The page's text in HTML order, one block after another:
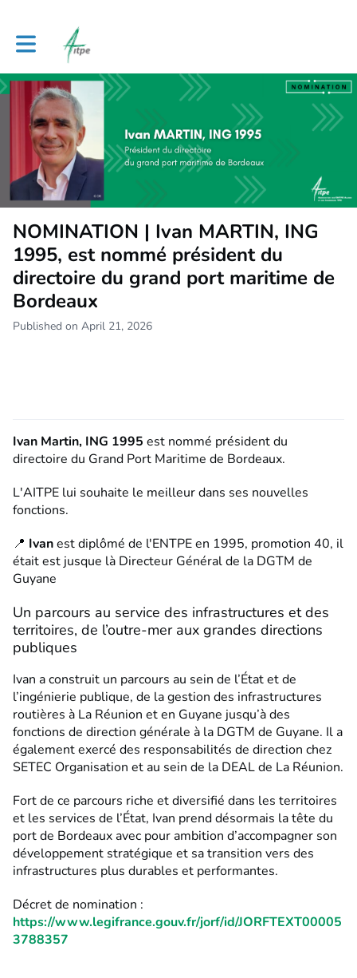
Toggle main navigation
NOMINATION | Ivan MARTIN, ING
1995, est nommé président du
directoire du grand port maritime de
Bordeaux
Published on April 21, 2026
Ivan Martin, ING 1995 est nommé président du
directoire du Grand Port Maritime de Bordeaux.
L'AITPE lui souhaite le meilleur dans ses nouvelles
fonctions.
📍 Ivanest diplômé de l'ENTPE en 1995, promotion 40, il
était est jusque là Directeur Général de la DGTM de
Guyane
Un parcours au service des infrastructures et des
territoires, de l’outre-mer aux grandes directions
publiques
Ivan a construit un parcours au sein de l’État et de
l’ingénierie publique, de la gestion des infrastructures
routières à La Réunion et en Guyane jusqu’à des
fonctions de direction générale à la DGTM de Guyane. Il a
également exercé des responsabilités de direction chez
SETEC Organisation et au sein de la DEAL de La Réunion.
Fort de ce parcours riche et diversifié dans les territoires
et les services de l’État, Ivan prend désormais la tête du
port de Bordeaux avec pour ambition d’accompagner son
développement stratégique et sa transition vers des
infrastructures plus durables et performantes.
Décret de nomination :
https://www.legifrance.gouv.fr/jorf/id/JORFTEXT00005
3788357